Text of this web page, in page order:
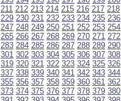
211 212 213 214 215 216 217 218
229 230 231 232 233 234 235 236
247 248 249 250 251 252 253 254
265 266 267 268 269 270 271 272
283 284 285 286 287 288 289 290
301 302 303 304 305 306 307 308
319 320 321 322 323 324 325 326
337 338 339 340 341 342 343 344
355 356 357 358 359 360 361 362
373 374 375 376 377 378 379 380